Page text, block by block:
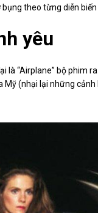
theo từng diễn biến
yêu
“Airplane” bộ phim
Mỹ (nhại lại những cảnh